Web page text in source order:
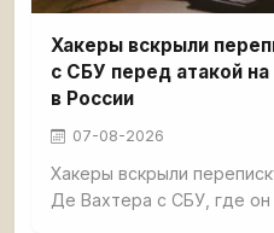
Хакеры вскрыли
с СБУ перед атакой
в России
07-08-2026
Хакеры вскрыли
Де Вахтера с СБУ, где